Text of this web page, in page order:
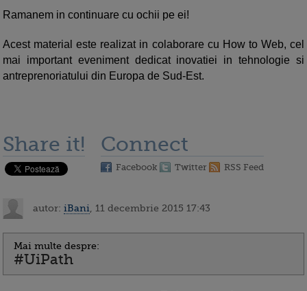
Ramanem in continuare cu ochii pe ei!
Acest material este realizat in colaborare cu How to Web, cel
mai important eveniment dedicat inovatiei in tehnologie si
antreprenoriatului din Europa de Sud-Est.
Share it! Connect
Facebook Twitter RSS Feed
autor: iBani , 11 decembrie 2015 17:43
Mai multe despre:
#UiPath